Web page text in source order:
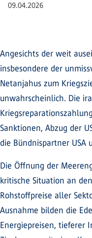
09.04.2026
Angesichts der weit
insbesondere der
Netanjahus zum
unwahrscheinlich. Die
Sanktionen, Abzug der
die Bündnispartner USA
Die Öffnung der
kritische Situation an
Rohstoffpreise aller
Ausnahme bilden die
Energiepreisen, tieferer